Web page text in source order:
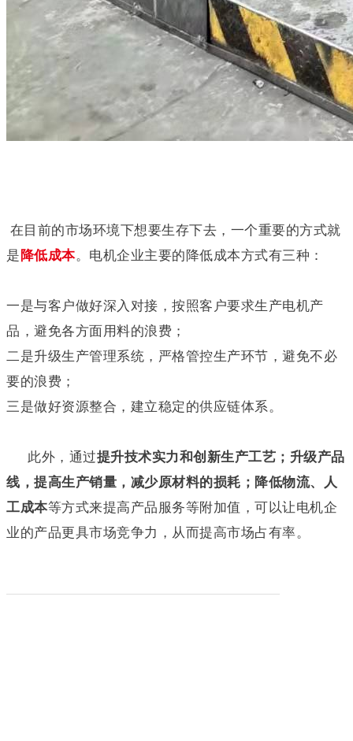
在目前的市场环境下想要生存下去，一个重要的方式就
是 降低成本。 电机企业主要的降低成本方式有三种：
一是与客户做好深入对接，按照客户要求生产电机产
品，避免各方面用料的浪费；
二是升级生产管理系统，严格管控生产环节，避免不必
要的浪费；
三是做好资源整合，建立稳定的供应链体系。
此外，通过提升技术实力和创新生产工艺；升级产品
线，提高生产销量，减少原材料的损耗；降低物流、人
工成本等方式来提高产品服务等附加值，可以让电机企
业的产品更具市场竞争力，从而提高市场占有率。